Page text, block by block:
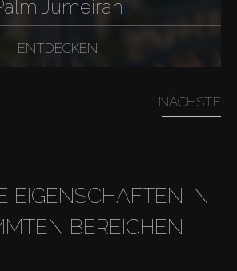
Jumeirah
ENTDECKEN
NÄCHSTE
EIGENSCHAFTEN IN
BEREICHEN